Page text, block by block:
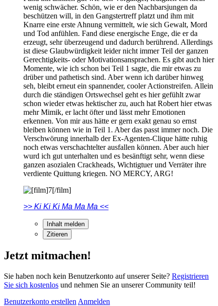
wenig schwächer. Schön, wie er den Nachbarsjungen da
beschützen will, in den Gangstertreff platzt und ihm mit
Knarre eine erste Ahnung vermittelt, wie sich Gewalt, Mord
und Tod anfühlen. Fand diese energische Enge, die er da
erzeugt, sehr überzeugend und dadurch berührend. Allerdings
ist diese Glaubwürdigkeit leider nicht immer Teil der ganzen
Gerechtigkeits- oder Motivationsansprachen. Es gibt auch hier
Momente, wie ich schon bei Teil 1 sagte, die mir etwas zu
drüber und pathetisch sind. Aber wenn ich darüber hinweg
seh, bleibt erneut ein spannender, cooler Actionstreifen. Allein
durch die ständigen Ortswechsel geht es hier gefühlt zwar
schon wieder etwas hektischer zu, auch hat Robert hier etwas
mehr Mimik, er lacht öfter und lässt mehr Emotionen
erkennen. Von mir aus hätte er gern exakt genau so ernst
bleiben können wie in Teil 1. Aber das passt immer noch. Die
Verschwörung innerhalb der Ex-Agenten-Clique hätte ruhig
noch etwas verschachtelter ausfallen können. Aber auch hier
wurd ich gut unterhalten und es besänftigt sehr, wenn diese
ganzen asozialen Crackheads, Wichtigtuer und Verräter ihre
verdiente Quittung kriegen. NO MERCY, ARG!
>> Ki Ki Ki Ma Ma Ma <<
Inhalt melden
Zitieren
Jetzt mitmachen!
Sie haben noch kein Benutzerkonto auf unserer Seite? Registrieren
Sie sich kostenlos und nehmen Sie an unserer Community teil!
Benutzerkonto erstellen Anmelden